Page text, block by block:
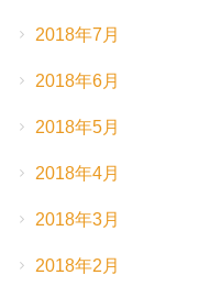
2018年7月
2018年6月
2018年5月
2018年4月
2018年3月
2018年2月